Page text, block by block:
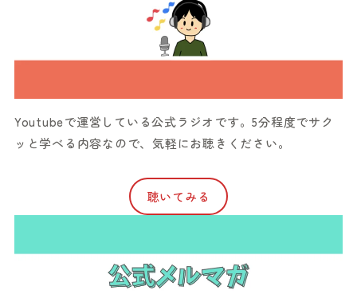
Youtubeで運営している公式ラジオです。5分程度でサク
ッと学べる内容なので、気軽にお聴きください。
聴いてみる